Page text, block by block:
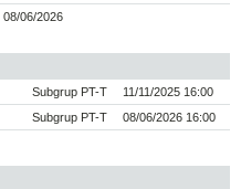
08/06/2026
Subgrup PT-T
11/11/2025 16:00
Subgrup PT-T 08/06/2026 16:00